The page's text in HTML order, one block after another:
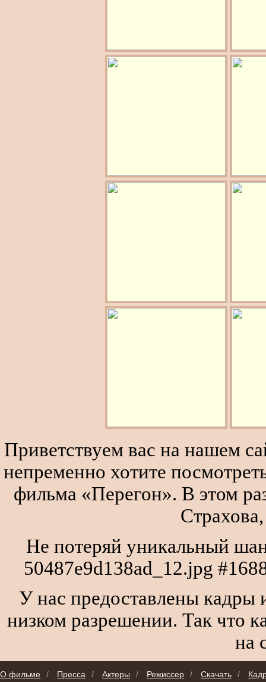
Приветствуем вас на нашем
непременно хотите
фильма «Перегон». В этом
Не потеряй уникальный
50487e9d138ad_12.jpg
У нас предоставлены кадры
низком разрешении. Так что
на
О фильме / Пресса / Актеры / Режиссер / Скачать /